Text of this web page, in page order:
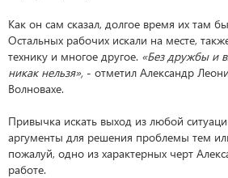
Как он сам сказал, долгое время их там
Остальных рабочих искали на месте,
технику и многое другое. «Без дружбы и
никак нельзя», - отметил Александр
Волновахе.
Привычка искать выход из любой
аргументы для решения проблемы тем
пожалуй, одно из характерных черт
работе.